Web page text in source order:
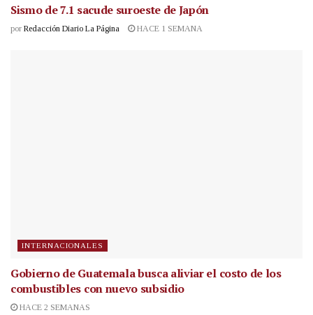
Sismo de 7.1 sacude suroeste de Japón
por Redacción Diario La Página HACE 1 SEMANA
INTERNACIONALES
Gobierno de Guatemala busca aliviar el costo de los
combustibles con nuevo subsidio
HACE 2 SEMANAS